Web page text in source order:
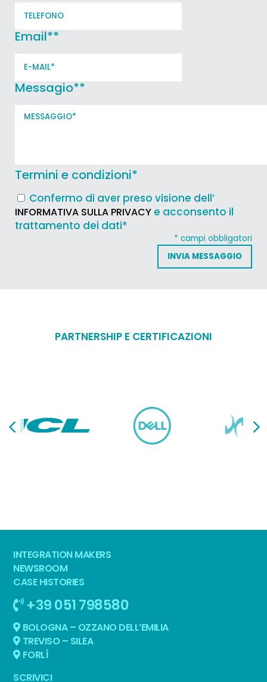
Email**
Messagio**
Termini e condizioni*
Confermo di aver preso visione dell’
INFORMATIVA SULLA PRIVACY e acconsento il
trattamento dei dati*
* campi obbligatori
PARTNERSHIP E CERTIFICAZIONI
INTEGRATION MAKERS
NEWSROOM
CASE HISTORIES
+39 051 798580
BOLOGNA – OZZANO DELL’EMILIA
TREVISO – SILEA
FORLÌ
SCRIVICI